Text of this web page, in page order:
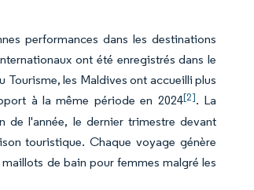
performances dans les destinations
ont été enregistrés dans le
Tourisme, les Maldives ont accueilli plus
à la même période en 2024[2]. La
l'année, le dernier trimestre devant
touristique. Chaque voyage génère
de bain pour femmes malgré les